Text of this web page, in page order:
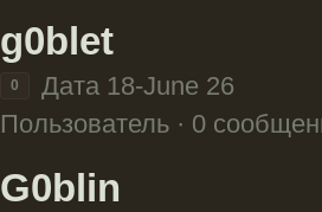
g0blet
0
Дата 18-June 26
Пользователь · 0
G0blin